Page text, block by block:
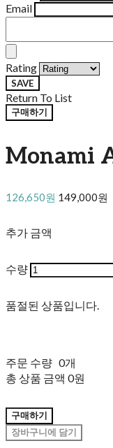
Email
Rating
SAVE
Return To List
구매하기
Monami
126,650원 149,000원
추가 금액
수량
품절된 상품입니다.
주문 수량 0개
총 상품 금액 0원
구매하기
장바구니에 담기